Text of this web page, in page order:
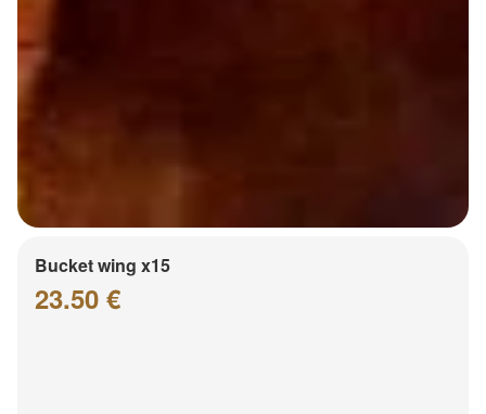
Bucket wing x15
23.50 €